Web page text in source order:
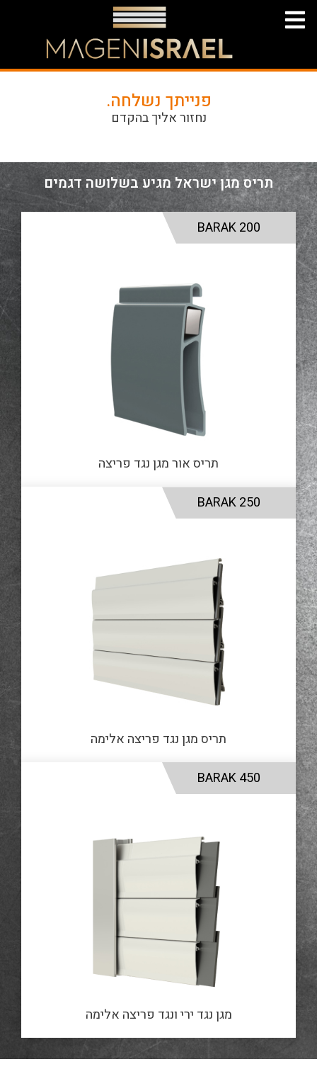
פנייתך נשלחה.
נחזור אליך בהקדם
תריס מגן ישראל מגיע בשלושה דגמים
BARAK 200
תריס אור מגן נגד פריצה
BARAK 250
תריס מגן נגד פריצה אלימה
BARAK 450
מגן נגד ירי ונגד פריצה אלימה